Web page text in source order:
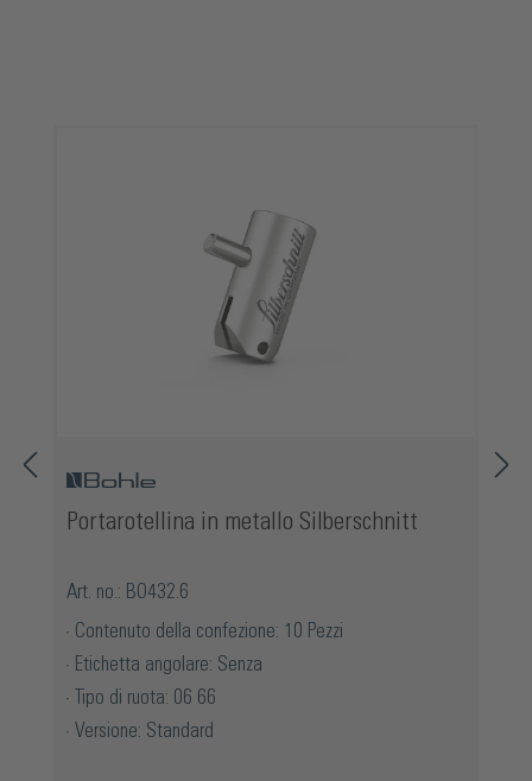
Portarotellina in metallo Silberschnitt
Art. no.: BO432.6
Contenuto della confezione: 10 Pezzi
Etichetta angolare: Senza
Tipo di ruota: 06 66
Versione: Standard